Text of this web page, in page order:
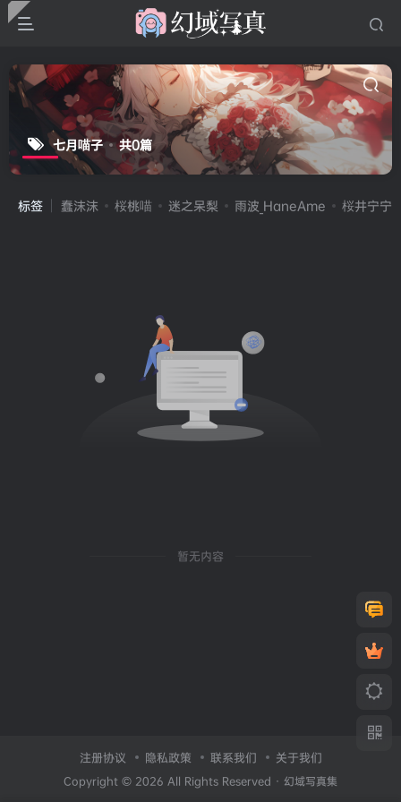
七月喵子 共0篇
标签 蠢沫沫 桜桃喵 迷之呆梨 雨波_HaneAme 桜井宁宁(
暂无内容
注册协议 隐私政策 联系我们 关于我们
Copyright © 2026 All Rights Reserved · 幻域写真集